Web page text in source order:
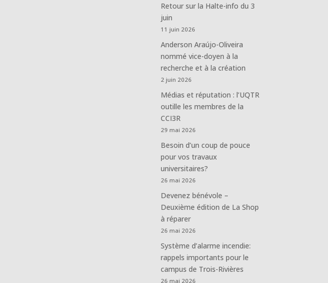
Retour sur la Halte-info du 3
juin
11 juin 2026
Anderson Araújo-Oliveira
nommé vice-doyen à la
recherche et à la création
2 juin 2026
Médias et réputation : l’UQTR
outille les membres de la
CCI3R
29 mai 2026
Besoin d’un coup de pouce
pour vos travaux
universitaires?
26 mai 2026
Devenez bénévole –
Deuxième édition de La Shop
à réparer
26 mai 2026
Système d’alarme incendie:
rappels importants pour le
campus de Trois-Rivières
26 mai 2026